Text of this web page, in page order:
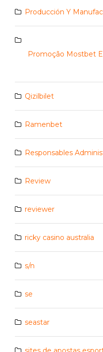
Producción Y
Promoção Mostbet
Qizilbilet
Ramenbet
Responsables
Review
reviewer
ricky casino australia
s/n
se
seastar